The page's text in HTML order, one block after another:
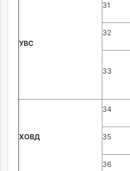
УВС
31
32
33
ХОВД
34
35
36